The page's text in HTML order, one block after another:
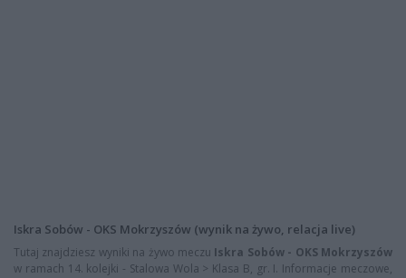
Iskra Sobów - OKS Mokrzyszów (wynik na żywo, relacja live)
Tutaj znajdziesz wyniki na żywo meczu Iskra Sobów - OKS Mokrzyszów
w ramach 14. kolejki - Stalowa Wola > Klasa B, gr. I. Informacje meczowe,